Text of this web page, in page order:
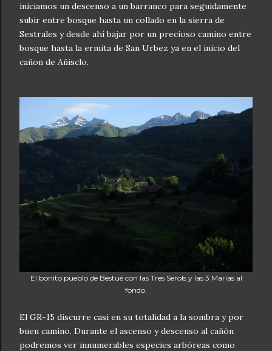
iniciamos un descenso a un barranco para seguidamente
subir entre bosque hasta un collado en la sierra de
Sestrales y desde ahí bajar por un precioso camino entre
bosque hasta la ermita de San Urbez ya en el inicio del
cañon de Añisclo.
El bonito pueblo de Bestué con las Tres Serols y las 3 Marías al
fondo.
El GR-15 discurre casi en su totalidad a la sombra y por
buen camino. Durante el ascenso y descenso al cañón
podremos ver innumerables especies arbóreas como